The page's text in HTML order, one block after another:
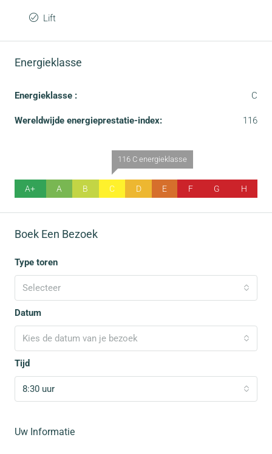
Lift
Energieklasse
Energieklasse : C
Wereldwijde energieprestatie-index: 116
A+ A B
116 C energieklasse
C D E F G H
Boek Een Bezoek
Type toren
Selecteer
Datum
Kies de datum van je bezoek
Tijd
8:30 uur
Uw Informatie